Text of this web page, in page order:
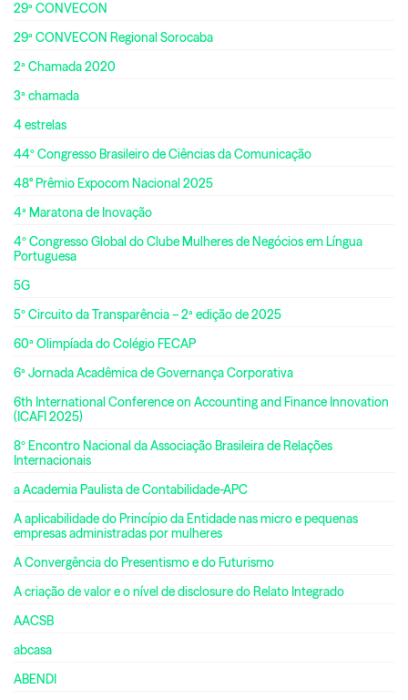
29ª CONVECON
29ª CONVECON Regional Sorocaba
2ª Chamada 2020
3ª chamada
4 estrelas
44º Congresso Brasileiro de Ciências da Comunicação
48° Prêmio Expocom Nacional 2025
4ª Maratona de Inovação
4º Congresso Global do Clube Mulheres de Negócios em Língua
Portuguesa
5G
5º Circuito da Transparência – 2ª edição de 2025
60ª Olimpíada do Colégio FECAP
6ª Jornada Acadêmica de Governança Corporativa
6th International Conference on Accounting and Finance Innovation
(ICAFI 2025)
8º Encontro Nacional da Associação Brasileira de Relações
Internacionais
a Academia Paulista de Contabilidade-APC
A aplicabilidade do Princípio da Entidade nas micro e pequenas
empresas administradas por mulheres
A Convergência do Presentismo e do Futurismo
A criação de valor e o nível de disclosure do Relato Integrado
AACSB
abcasa
ABENDI